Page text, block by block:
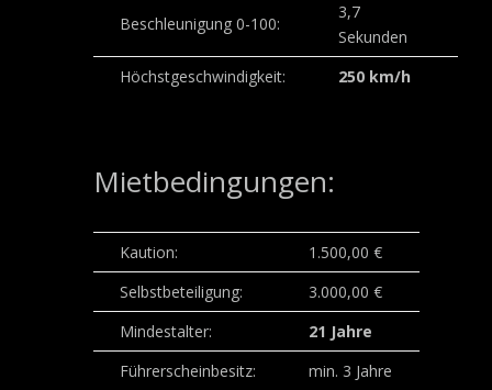
Beschleunigung 0-100:
3,7
Sekunden
Höchstgeschwindigkeit:
250 km/h
Mietbedingungen:
Kaution:
1.500,00 €
Selbstbeteiligung:
3.000,00 €
Mindestalter:
21 Jahre
Führerscheinbesitz:
min. 3 Jahre